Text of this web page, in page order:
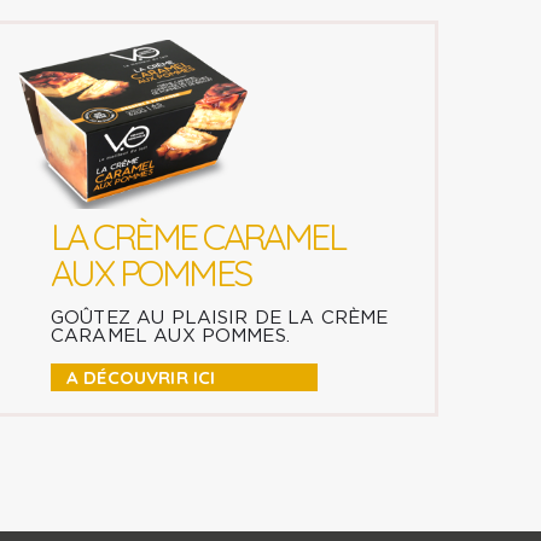
LA CRÈME CARAMEL
AUX POMMES
GOÛTEZ AU PLAISIR DE LA CRÈME
CARAMEL AUX POMMES.
A DÉCOUVRIR ICI